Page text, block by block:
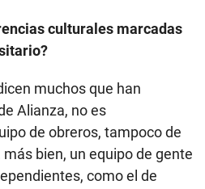
culturales marcadas
muchos que han
Alianza, no es
de obreros, tampoco de
bien, un equipo de gente
como el de